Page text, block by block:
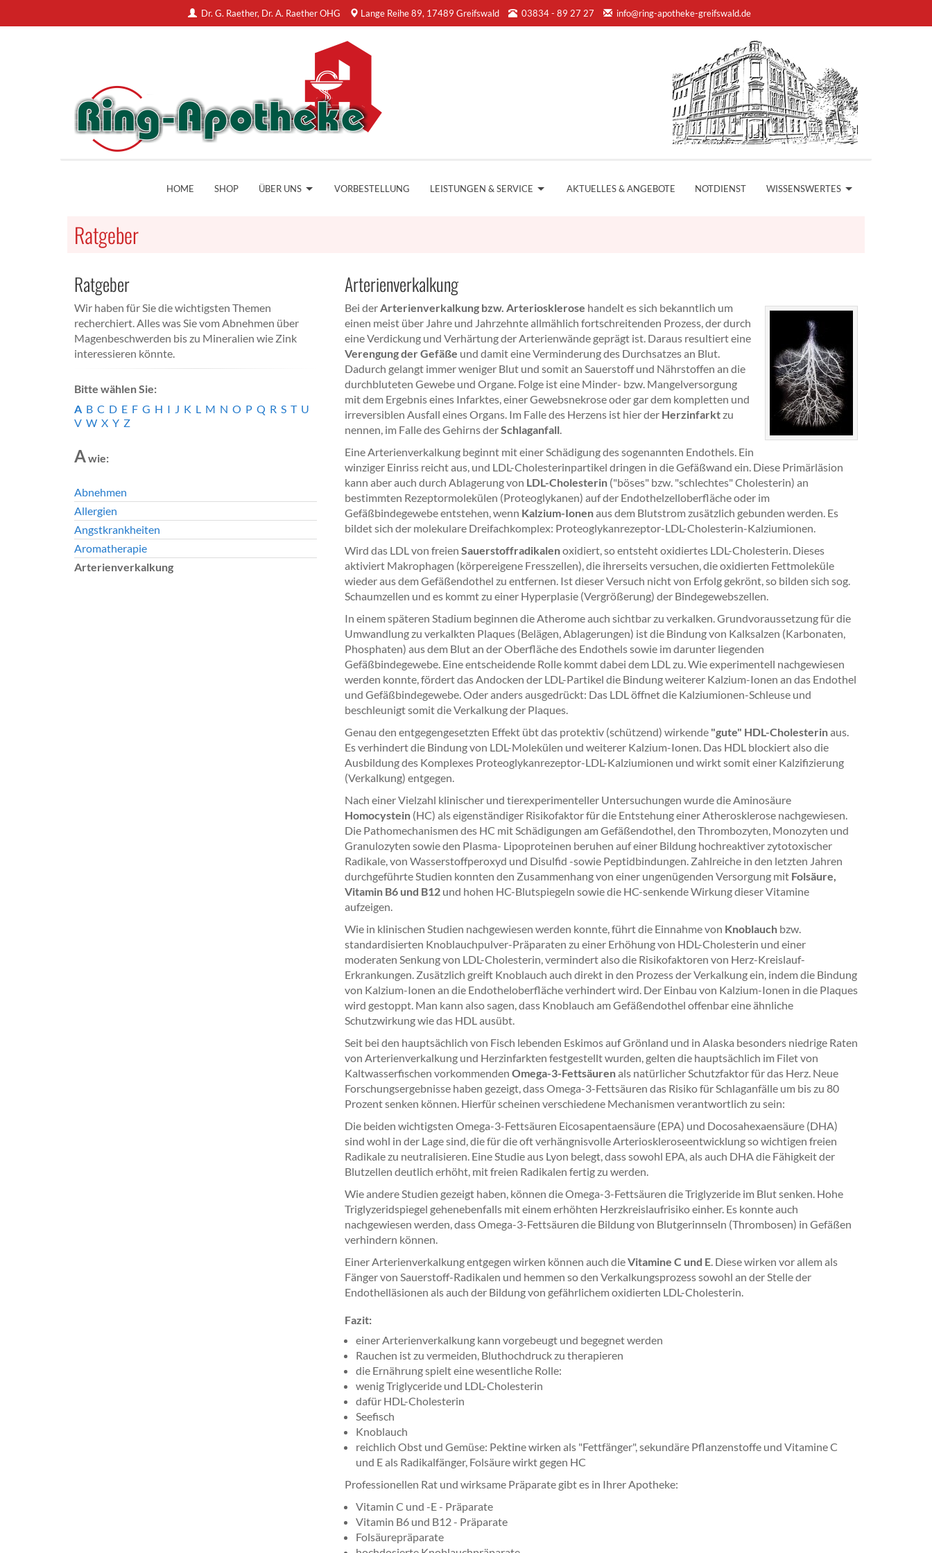
Dr. G. Raether, Dr. A. Raether OHG Lange Reihe 89, 17489 Greifswald 03834 - 89 27 27 info@ring-apotheke-greifswald.de
HOME SHOP ÜBER UNS VORBESTELLUNG LEISTUNGEN & SERVICE AKTUELLES & ANGEBOTE NOTDIENST WISSENSWERTES
Ratgeber
Ratgeber
Wir haben für Sie die wichtigsten Themen
recherchiert. Alles was Sie vom Abnehmen über
Magenbeschwerden bis zu Mineralien wie Zink
interessieren könnte.
Bitte wählen Sie:
A B C D E F G H I J K L M N O P Q R S T U
V W X Y Z
Awie:
Abnehmen
Allergien
Angstkrankheiten
Aromatherapie
Arterienverkalkung
Arterienverkalkung
Bei derArterienverkalkung bzw. Arteriosklerose handelt es sich bekanntlich um
einen meist über Jahre und Jahrzehnte allmählich fortschreitenden Prozess, der durch
eine Verdickung und Verhärtung der Arterienwände geprägt ist. Daraus resultiert eine
Verengung der Gefäße und damit eine Verminderung des Durchsatzes an Blut.
Dadurch gelangt immer weniger Blut und somit an Sauerstoff und Nährstoffen an die
durchbluteten Gewebe und Organe. Folge ist eine Minder- bzw. Mangelversorgung
mit dem Ergebnis eines Infarktes, einer Gewebsnekrose oder gar dem kompletten und
irreversiblen Ausfall eines Organs. Im Falle des Herzens ist hier der Herzinfarktzu
nennen, im Falle des Gehirns derSchlaganfall.
Eine Arterienverkalkung beginnt mit einer Schädigung des sogenannten Endothels. Ein
winziger Einriss reicht aus, und LDL-Cholesterinpartikel dringen in die Gefäßwand ein. Diese Primärläsion
kann aber auch durch Ablagerung von LDL-Cholesterin ("böses" bzw. "schlechtes" Cholesterin) an
bestimmten Rezeptormolekülen (Proteoglykanen) auf der Endothelzelloberfläche oder im
Gefäßbindegewebe entstehen, wenn Kalzium-Ionenaus dem Blutstrom zusätzlich gebunden werden. Es
bildet sich der molekulare Dreifachkomplex: Proteoglykanrezeptor-LDL-Cholesterin-Kalziumionen.
Wird das LDL von freien Sauerstoffradikalenoxidiert, so entsteht oxidiertes LDL-Cholesterin. Dieses
aktiviert Makrophagen (körpereigene Fresszellen), die ihrerseits versuchen, die oxidierten Fettmoleküle
wieder aus dem Gefäßendothel zu entfernen. Ist dieser Versuch nicht von Erfolg gekrönt, so bilden sich sog.
Schaumzellen und es kommt zu einer Hyperplasie (Vergrößerung) der Bindegewebszellen.
In einem späteren Stadium beginnen die Atherome auch sichtbar zu verkalken. Grundvoraussetzung für die
Umwandlung zu verkalkten Plaques (Belägen, Ablagerungen) ist die Bindung von Kalksalzen (Karbonaten,
Phosphaten) aus dem Blut an der Oberfläche des Endothels sowie im darunter liegenden
Gefäßbindegewebe. Eine entscheidende Rolle kommt dabei dem LDL zu. Wie experimentell nachgewiesen
werden konnte, fördert das Andocken der LDL-Partikel die Bindung weiterer Kalzium-Ionen an das Endothel
und Gefäßbindegewebe. Oder anders ausgedrückt: Das LDL öffnet die Kalziumionen-Schleuse und
beschleunigt somit die Verkalkung der Plaques.
Genau den entgegengesetzten Effekt übt das protektiv (schützend) wirkende "gute" HDL-Cholesterinaus.
Es verhindert die Bindung von LDL-Molekülen und weiterer Kalzium-Ionen. Das HDL blockiert also die
Ausbildung des Komplexes Proteoglykanrezeptor-LDL-Kalziumionen und wirkt somit einer Kalzifizierung
(Verkalkung) entgegen.
Nach einer Vielzahl klinischer und tierexperimenteller Untersuchungen wurde die Aminosäure
Homocystein (HC) als eigenständiger Risikofaktor für die Entstehung einer Atherosklerose nachgewiesen.
Die Pathomechanismen des HC mit Schädigungen am Gefäßendothel, den Thrombozyten, Monozyten und
Granulozyten sowie den Plasma- Lipoproteinen beruhen auf einer Bildung hochreaktiver zytotoxischer
Radikale, von Wasserstoffperoxyd und Disulfid -sowie Peptidbindungen. Zahlreiche in den letzten Jahren
durchgeführte Studien konnten den Zusammenhang von einer ungenügenden Versorgung mit Folsäure,
Vitamin B6 und B12 und hohen HC-Blutspiegeln sowie die HC-senkende Wirkung dieser Vitamine
aufzeigen.
Wie in klinischen Studien nachgewiesen werden konnte, führt die Einnahme von Knoblauch bzw.
standardisierten Knoblauchpulver-Präparaten zu einer Erhöhung von HDL-Cholesterin und einer
moderaten Senkung von LDL-Cholesterin, vermindert also die Risikofaktoren von Herz-Kreislauf-
Erkrankungen. Zusätzlich greift Knoblauch auch direkt in den Prozess der Verkalkung ein, indem die Bindung
von Kalzium-Ionen an die Endotheloberfläche verhindert wird. Der Einbau von Kalzium-Ionen in die Plaques
wird gestoppt. Man kann also sagen, dass Knoblauch am Gefäßendothel offenbar eine ähnliche
Schutzwirkung wie das HDL ausübt.
Seit bei den hauptsächlich von Fisch lebenden Eskimos auf Grönland und in Alaska besonders niedrige Raten
von Arterienverkalkung und Herzinfarkten festgestellt wurden, gelten die hauptsächlich im Filet von
Kaltwasserfischen vorkommenden Omega-3-Fettsäurenals natürlicher Schutzfaktor für das Herz. Neue
Forschungsergebnisse haben gezeigt, dass Omega-3-Fettsäuren das Risiko für Schlaganfälle um bis zu 80
Prozent senken können. Hierfür scheinen verschiedene Mechanismen verantwortlich zu sein:
Die beiden wichtigsten Omega-3-Fettsäuren Eicosapentaensäure (EPA) und Docosahexaensäure (DHA)
sind wohl in der Lage sind, die für die oft verhängnisvolle Arterioskleroseentwicklung so wichtigen freien
Radikale zu neutralisieren. Eine Studie aus Lyon belegt, dass sowohl EPA, als auch DHA die Fähigkeit der
Blutzellen deutlich erhöht, mit freien Radikalen fertig zu werden.
Wie andere Studien gezeigt haben, können die Omega-3-Fettsäuren die Triglyzeride im Blut senken. Hohe
Triglyzeridspiegel gehenebenfalls mit einem erhöhten Herzkreislaufrisiko einher. Es konnte auch
nachgewiesen werden, dass Omega-3-Fettsäuren die Bildung von Blutgerinnseln (Thrombosen) in Gefäßen
verhindern können.
Einer Arterienverkalkung entgegen wirken können auch dieVitamine C und E. Diese wirken vor allem als
Fänger von Sauerstoff-Radikalen und hemmen so den Verkalkungsprozess sowohl an der Stelle der
Endothelläsionen als auch der Bildung von gefährlichem oxidierten LDL-Cholesterin.
Fazit:
einer Arterienverkalkung kann vorgebeugt und begegnet werden
Rauchen ist zu vermeiden, Bluthochdruck zu therapieren
die Ernährung spielt eine wesentliche Rolle:
wenig Triglyceride und LDL-Cholesterin
dafür HDL-Cholesterin
Seefisch
Knoblauch
reichlich Obst und Gemüse: Pektine wirken als "Fettfänger", sekundäre Pflanzenstoffe und Vitamine C
und E als Radikalfänger, Folsäure wirkt gegen HC
Professionellen Rat und wirksame Präparate gibt es in Ihrer Apotheke:
Vitamin C und -E - Präparate
Vitamin B6 und B12 - Präparate
Folsäurepräparate